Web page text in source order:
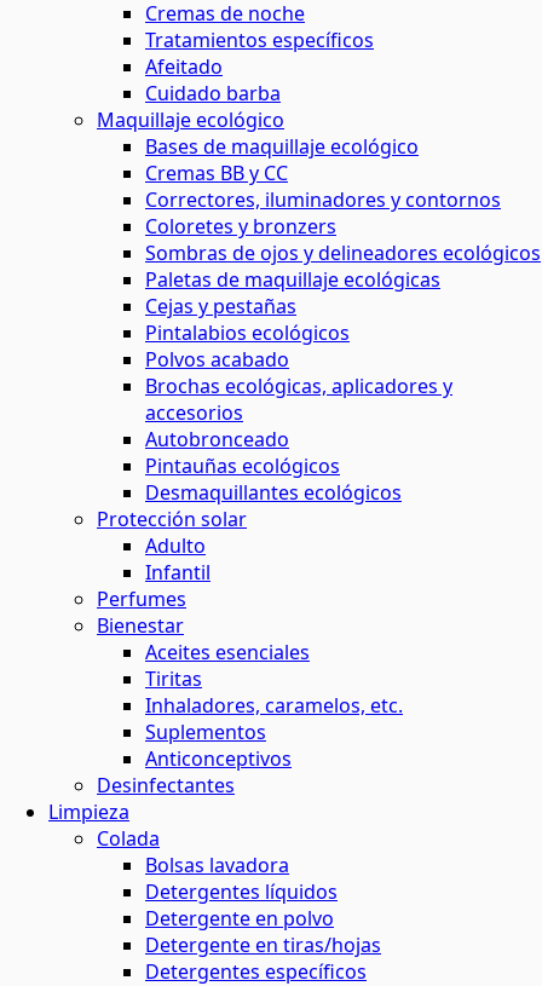
Cremas de noche
Tratamientos específicos
Afeitado
Cuidado barba
Maquillaje ecológico
Bases de maquillaje ecológico
Cremas BB y CC
Correctores, iluminadores y contornos
Coloretes y bronzers
Sombras de ojos y delineadores ecológicos
Paletas de maquillaje ecológicas
Cejas y pestañas
Pintalabios ecológicos
Polvos acabado
Brochas ecológicas, aplicadores y
accesorios
Autobronceado
Pintauñas ecológicos
Desmaquillantes ecológicos
Protección solar
Adulto
Infantil
Perfumes
Bienestar
Aceites esenciales
Tiritas
Inhaladores, caramelos, etc.
Suplementos
Anticonceptivos
Desinfectantes
Limpieza
Colada
Bolsas lavadora
Detergentes líquidos
Detergente en polvo
Detergente en tiras/hojas
Detergentes específicos